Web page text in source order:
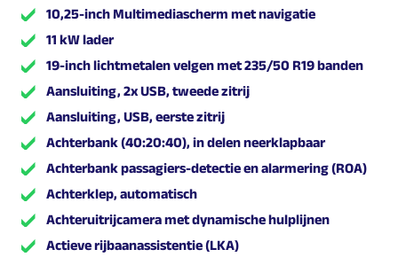
10,25-inch Multimediascherm met navigatie
11 kW lader
19-inch lichtmetalen velgen met 235/50 R19 banden
Aansluiting, 2x USB, tweede zitrij
Aansluiting, USB, eerste zitrij
Achterbank (40:20:40), in delen neerklapbaar
Achterbank passagiers-detectie en alarmering (ROA)
Achterklep, automatisch
Achteruitrijcamera met dynamische hulplijnen
Actieve rijbaanassistentie (LKA)